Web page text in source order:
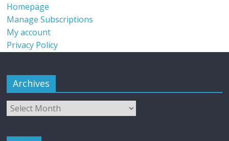
Homepage
Manage Subscriptions
My account
Privacy Policy
Archives